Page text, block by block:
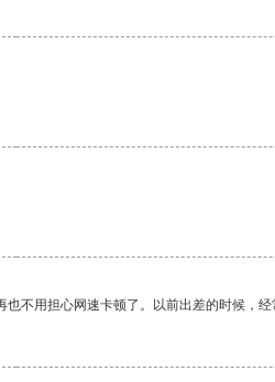
用担心网速卡顿了。以前出差的时候，